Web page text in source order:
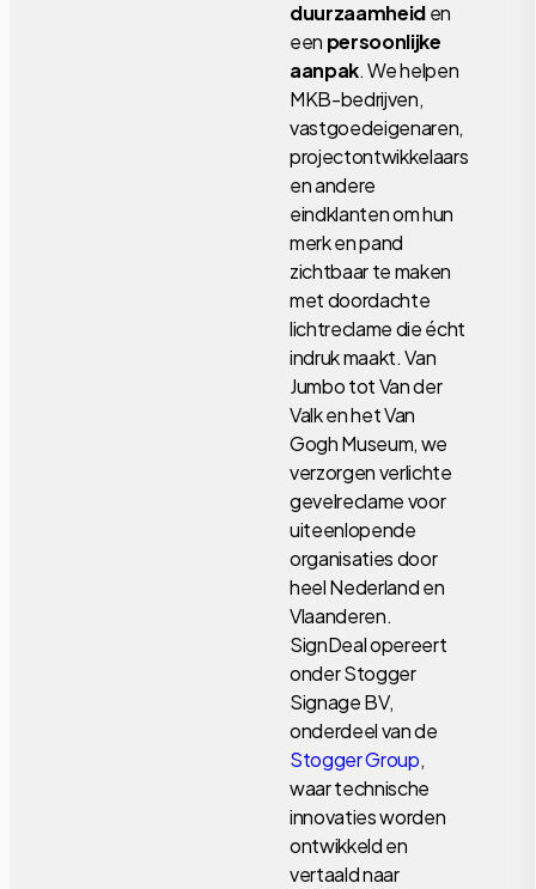
duurzaamheiden
een persoonlijke
aanpak. We helpen
MKB-bedrijven,
vastgoedeigenaren,
projectontwikkelaars
en andere
eindklanten om hun
merk en pand
zichtbaar te maken
met doordachte
lichtreclame die écht
indruk maakt. Van
Jumbo tot Van der
Valk en het Van
Gogh Museum, we
verzorgen verlichte
gevelreclame voor
uiteenlopende
organisaties door
heel Nederland en
Vlaanderen.
SignDeal opereert
onder Stogger
Signage BV,
onderdeel van de
Stogger Group,
waar technische
innovaties worden
ontwikkeld en
vertaald naar